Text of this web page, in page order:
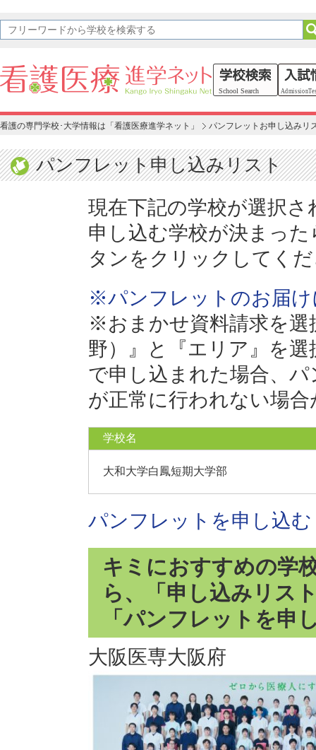
看護の専門学校･大学情報は「看護医療進学ネット」 パンフレットお申し込みリ
パンフレット申し込みリスト
現在下記の学校が選択さ
申し込む学校が決まっ
タンをクリックしてく
※パンフレットのお届け
※おまかせ資料請求を選
野）』と『エリア』を
で申し込まれた場合、
が正常に行われない場
学校名
大和大学白鳳短期大学部
パンフレットを申し込む
キミにおすすめの学
ら、「申し込みリス
「パンフレットを申
大阪医専大阪府